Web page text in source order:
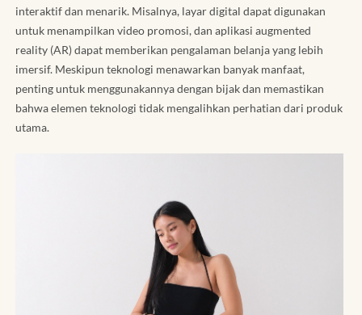
interaktif dan menarik. Misalnya, layar digital dapat digunakan
untuk menampilkan video promosi, dan aplikasi augmented
reality (AR) dapat memberikan pengalaman belanja yang lebih
imersif. Meskipun teknologi menawarkan banyak manfaat,
penting untuk menggunakannya dengan bijak dan memastikan
bahwa elemen teknologi tidak mengalihkan perhatian dari produk
utama.